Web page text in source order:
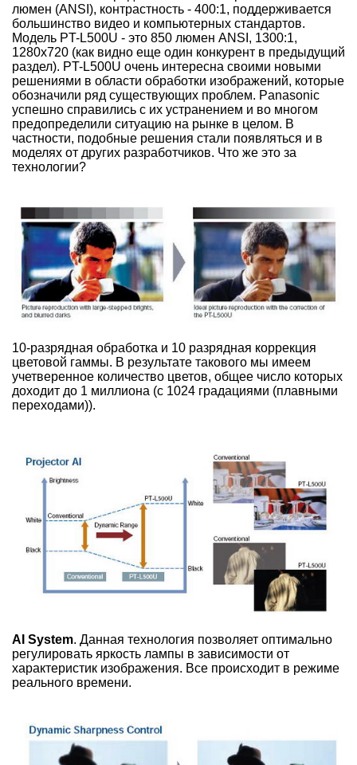
люмен (ANSI), контрастность - 400:1, поддерживается
большинство видео и компьютерных стандартов.
Модель PT-L500U - это 850 люмен ANSI, 1300:1,
1280х720 (как видно еще один конкурент в предыдущий
раздел). PT-L500U очень интересна своими новыми
решениями в области обработки изображений, которые
обозначили ряд существующих проблем. Panasonic
успешно справились с их устранением и во многом
предопределили ситуацию на рынке в целом. В
частности, подобные решения стали появляться и в
моделях от других разработчиков. Что же это за
технологии?
10-разрядная обработка и 10 разрядная коррекция
цветовой гаммы. В результате такового мы имеем
учетверенное количество цветов, общее число которых
доходит до 1 миллиона (с 1024 градациями (плавными
переходами)).
AI System. Данная технология позволяет оптимально
регулировать яркость лампы в зависимости от
характеристик изображения. Все происходит в режиме
реального времени.